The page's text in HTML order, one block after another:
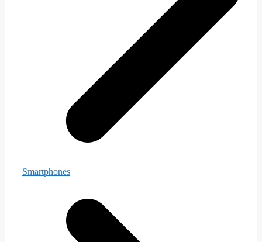
Smartphones